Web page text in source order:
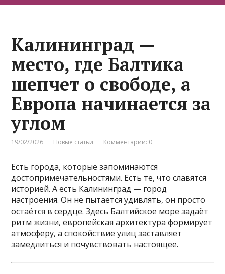
Калининград —
место, где Балтика
шепчет о свободе, а
Европа начинается за
углом
19/02/2026 Новые статьи Комментарии: 0
Есть города, которые запоминаются
достопримечательностями. Есть те, что славятся
историей. А есть Калининград — город
настроения. Он не пытается удивлять, он просто
остаётся в сердце. Здесь Балтийское море задаёт
ритм жизни, европейская архитектура формирует
атмосферу, а спокойствие улиц заставляет
замедлиться и почувствовать настоящее.